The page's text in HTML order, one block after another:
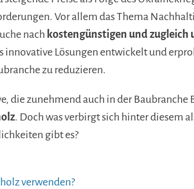
Vor allem das Thema
nach kostengünstigen und
innovative Lösungen entwickelt und
zu reduzieren.
die zunehmend auch in der Baubranche
. Doch was verbirgt sich hinter diesem
gibt es?
verwenden?